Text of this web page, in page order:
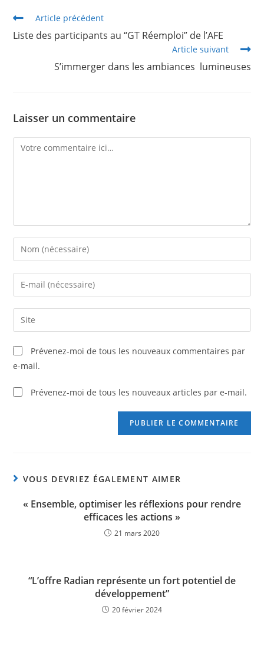
Article précédent
Liste des participants au “GT Réemploi” de l’AFE
Article suivant
S’immerger dans les ambiances lumineuses
Laisser un commentaire
Prévenez-moi de tous les nouveaux commentaires par
e-mail.
Prévenez-moi de tous les nouveaux articles par e-mail.
VOUS DEVRIEZ ÉGALEMENT AIMER
« Ensemble, optimiser les réflexions pour rendre
efficaces les actions »
21 mars 2020
“L’offre Radian représente un fort potentiel de
développement”
20 février 2024